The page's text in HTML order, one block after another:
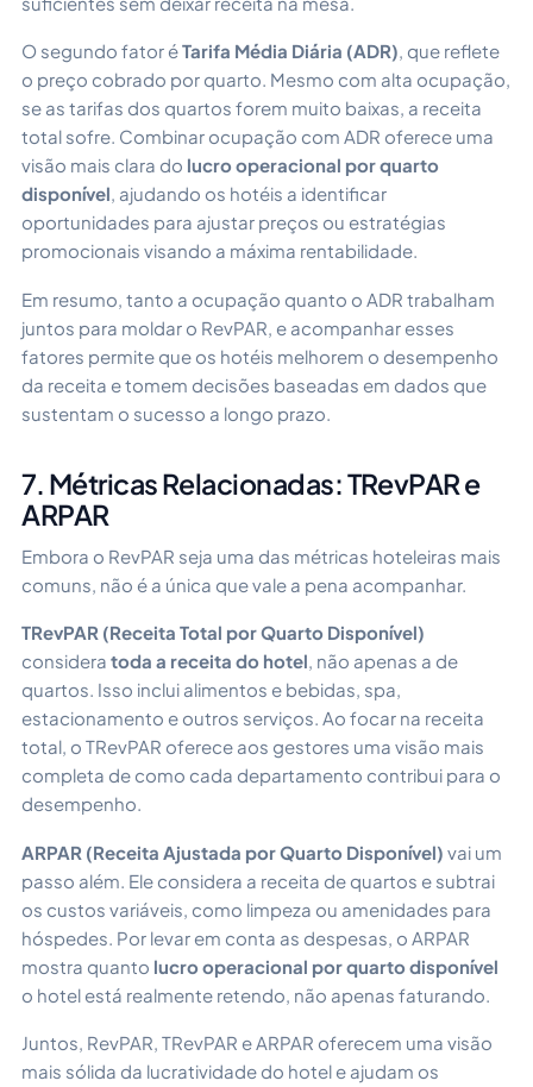
O segundo fator éTarifa Média Diária (ADR), que reflete
o preço cobrado por quarto. Mesmo com alta ocupação,
se as tarifas dos quartos forem muito baixas, a receita
total sofre. Combinar ocupação com ADR oferece uma
visão mais clara do lucro operacional por quarto
disponível, ajudando os hotéis a identificar
oportunidades para ajustar preços ou estratégias
promocionais visando a máxima rentabilidade.
Em resumo, tanto a ocupação quanto o ADR trabalham
juntos para moldar o RevPAR, e acompanhar esses
fatores permite que os hotéis melhorem o desempenho
da receita e tomem decisões baseadas em dados que
sustentam o sucesso a longo prazo.
7. Métricas Relacionadas: TRevPAR e
ARPAR
Embora o RevPAR seja uma das métricas hoteleiras mais
comuns, não é a única que vale a pena acompanhar.
TRevPAR (Receita Total por Quarto Disponível)
considera toda a receita do hotel, não apenas a de
quartos. Isso inclui alimentos e bebidas, spa,
estacionamento e outros serviços. Ao focar na receita
total, o TRevPAR oferece aos gestores uma visão mais
completa de como cada departamento contribui para o
desempenho.
ARPAR (Receita Ajustada por Quarto Disponível) vai um
passo além. Ele considera a receita de quartos e subtrai
os custos variáveis, como limpeza ou amenidades para
hóspedes. Por levar em conta as despesas, o ARPAR
mostra quanto lucro operacional por quarto disponível
o hotel está realmente retendo, não apenas faturando.
Juntos, RevPAR, TRevPAR e ARPAR oferecem uma visão
mais sólida da lucratividade do hotel e ajudam os